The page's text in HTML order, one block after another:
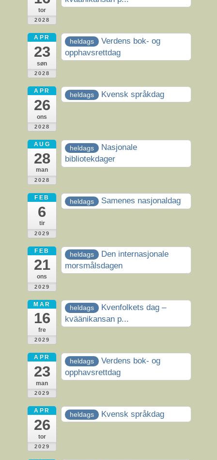
tor
2028
APR
23
søn
2028
heldags
Verdens bok- og
opphavsrettdag
APR
26
ons
2028
heldags Kvensk språkdag
AUG
28
man
2028
heldags
Nasjonale
bibliotekdager
FEB
6
tir
2029
heldags Samenes nasjonaldag
FEB
21
ons
2029
heldags
Den internasjonale
morsmålsdagen
MAR
16
fre
2029
heldags
Kvenfolkets dag –
kväänikansan p...
APR
23
man
2029
heldags
Verdens bok- og
opphavsrettdag
APR
26
tor
2029
heldags Kvensk språkdag